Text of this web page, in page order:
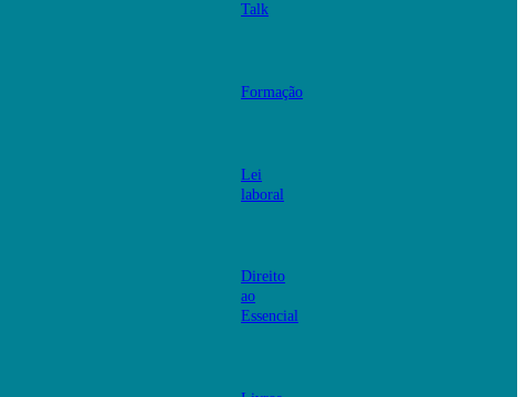
Talk
Formação
Lei
laboral
Direito
ao
Essencial